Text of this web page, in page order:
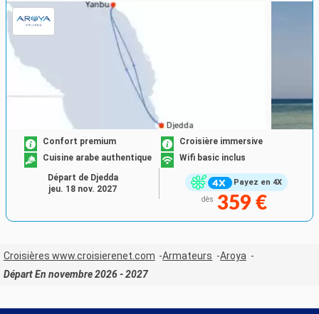
Payez en 4X
Confort premium
Croisière immersive
Cuisine arabe authentique
Wifi basic inclus
dès 359 €
Départ de Djedda
jeu. 18 nov. 2027
Croisières www.croisierenet.com Armateurs
Aroya
Départ En novembre 2026 - 2027